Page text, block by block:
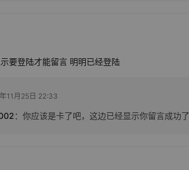
要登陆才能留言 明明已经登陆
11月25日 22:33
： 你应该是卡了吧，这边已经显示你留言成功了